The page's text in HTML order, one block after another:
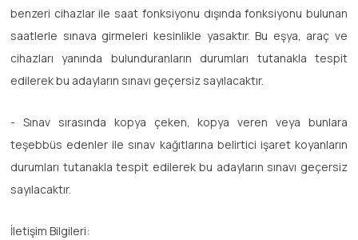
benzeri cihazlar ile saat fonksiyonu dışında fonksiyonu bulunan
saatlerle sınava girmeleri kesinlikle yasaktır. Bu eşya, araç ve
cihazları yanında bulunduranların durumları tutanakla tespit
edilerek bu adayların sınavı geçersiz sayılacaktır.
- Sınav sırasında kopya çeken, kopya veren veya bunlara
teşebbüs edenler ile sınav kağıtlarına belirtici işaret koyanların
durumları tutanakla tespit edilerek bu adayların sınavı geçersiz
sayılacaktır.
İletişim Bilgileri: